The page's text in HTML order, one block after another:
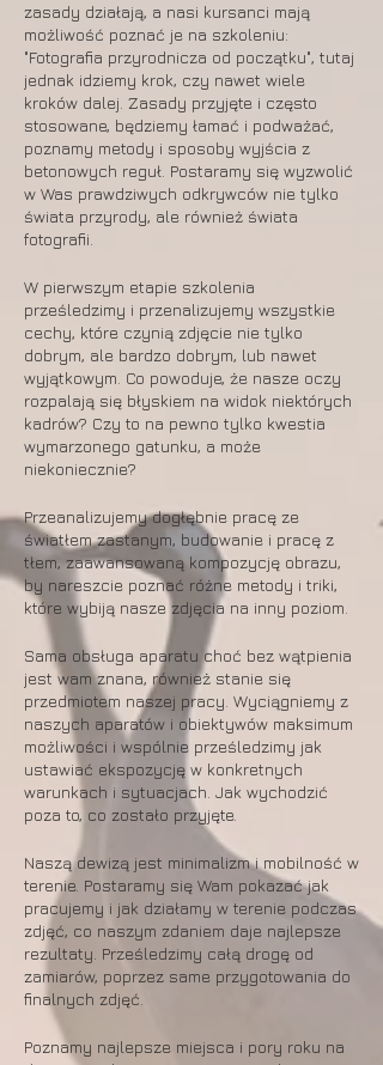
zasady działają, a nasi kursanci mają
możliwość poznać je na szkoleniu:
"Fotografia przyrodnicza od początku", tutaj
jednak idziemy krok, czy nawet wiele
kroków dalej. Zasady przyjęte i często
stosowane, będziemy łamać i podważać,
poznamy metody i sposoby wyjścia z
betonowych reguł. Postaramy się wyzwolić
w Was prawdziwych odkrywców nie tylko
świata przyrody, ale również świata
fotografii.
W pierwszym etapie szkolenia
prześledzimy i przenalizujemy wszystkie
cechy, które czynią zdjęcie nie tylko
dobrym, ale bardzo dobrym, lub nawet
wyjątkowym. Co powoduje, że nasze oczy
rozpalają się błyskiem na widok niektórych
kadrów? Czy to na pewno tylko kwestia
wymarzonego gatunku, a może
niekoniecznie?
Przeanalizujemy dogłębnie pracę ze
światłem zastanym, budowanie i pracę z
tłem, zaawansowaną kompozycję obrazu,
by nareszcie poznać różne metody i triki,
które wybiją nasze zdjęcia na inny poziom.
Sama obsługa aparatu choć bez wątpienia
jest wam znana, również stanie się
przedmiotem naszej pracy. Wyciągniemy z
naszych aparatów i obiektywów maksimum
możliwości i wspólnie prześledzimy jak
ustawiać ekspozycję w konkretnych
warunkach i sytuacjach. Jak wychodzić
poza to, co zostało przyjęte.
Naszą dewizą jest minimalizm i mobilność w
terenie. Postaramy się Wam pokazać jak
pracujemy i jak działamy w terenie podczas
zdjęć, co naszym zdaniem daje najlepsze
rezultaty. Prześledzimy całą drogę od
zamiarów, poprzez same przygotowania do
finalnych zdjęć.
Poznamy najlepsze miejsca i pory roku na